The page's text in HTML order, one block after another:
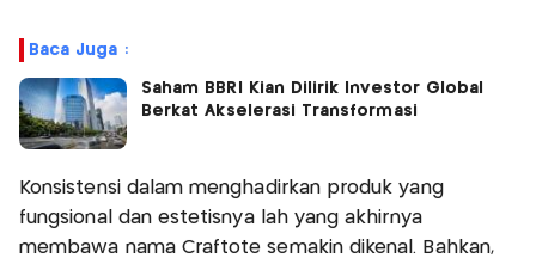
Baca Juga :
Saham BBRI Kian Dilirik Investor Global
Berkat Akselerasi Transformasi
Konsistensi dalam menghadirkan produk yang
fungsional dan estetisnya lah yang akhirnya
membawa nama Craftote semakin dikenal. Bahkan,